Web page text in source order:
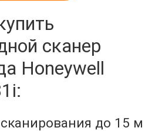
сканер
Honeywell
до 15 м